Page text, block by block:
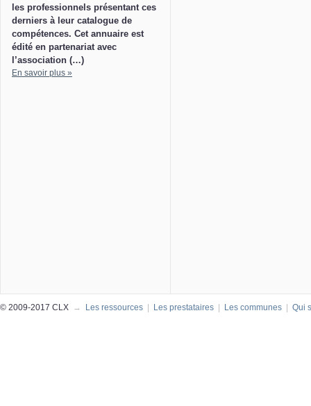
les professionnels présentant ces
derniers à leur catalogue de
compétences. Cet annuaire est
édité en partenariat avec
l’association (…)
En savoir plus »
© 2009-2017 CLX → Les ressources | Les prestataires | Les communes | Qui